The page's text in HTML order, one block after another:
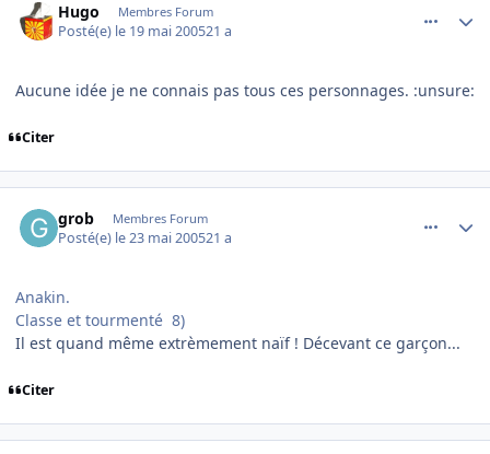
Hugo Membres Forum
Posté(e) le 19 mai 200521 a
Aucune idée je ne connais pas tous ces personnages. :unsure:
Citer
grob Membres Forum
Posté(e) le 23 mai 200521 a
Anakin.
Classe et tourmenté 8)
Il est quand même extrèmement naïf ! Décevant ce garçon...
Citer